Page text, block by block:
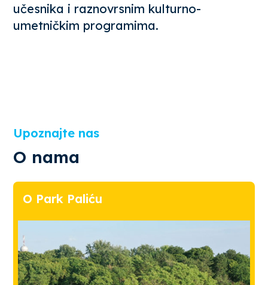
učesnika i raznovrsnim kulturno-
umetničkim programima.
Upoznajte nas
O nama
O Park Paliću